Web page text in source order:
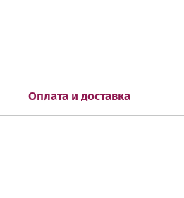
Оплата и доставка